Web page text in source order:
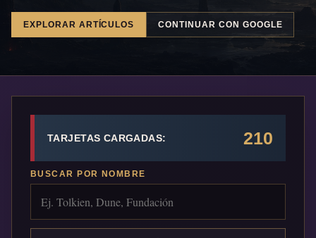
EXPLORAR ARTÍCULOS CONTINUAR CON GOOGLE
TARJETAS CARGADAS: 210
BUSCAR POR NOMBRE